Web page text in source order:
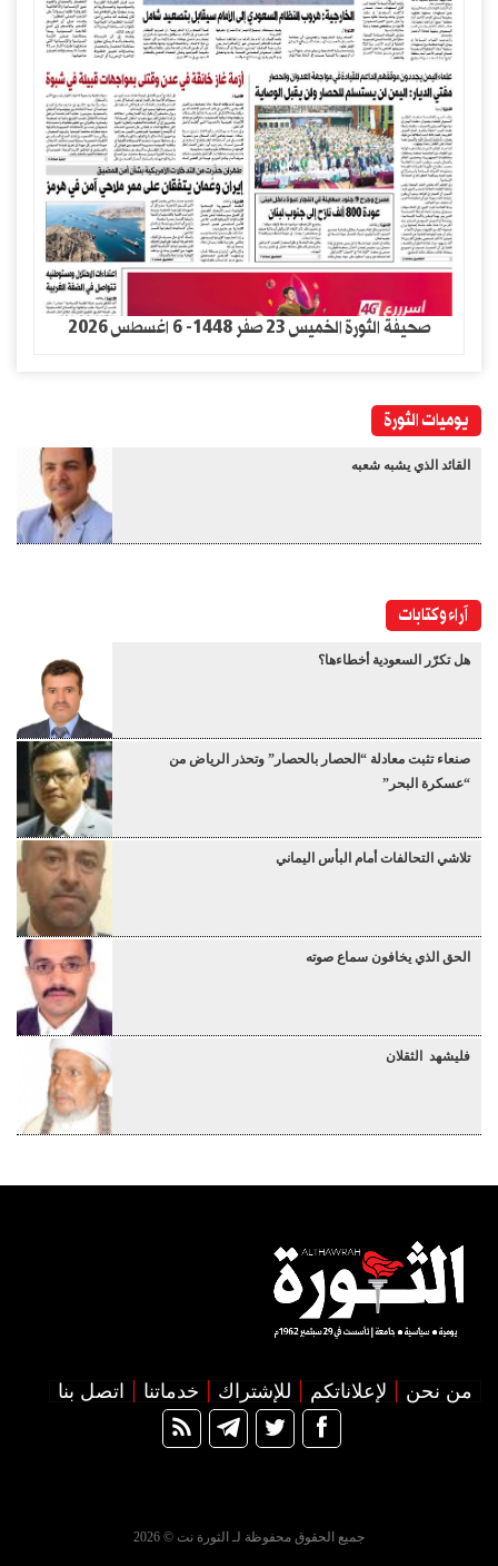
صحيفة الثورة الخميس 23 صفر 1448- 6 اغسطس 2026
يوميات الثورة
القائد الذي يشبه شعبه
آراء وكتابات
هل تكرّر السعودية أخطاءها؟
صنعاء تثبت معادلة “الحصار بالحصار” وتحذر الرياض من
“عسكرة البحر”
تلاشي التحالفات أمام البأس اليماني
الحق الذي يخافون سماع صوته
فليشهد الثقلان
من نحن لإعلاناتكم للإشتراك خدماتنا اتصل بنا
جميع الحقوق محفوظة لـ الثورة نت © 2026